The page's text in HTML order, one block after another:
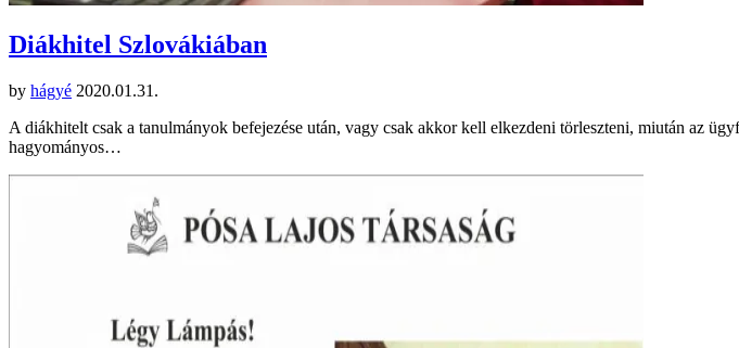
Diákhitel Szlovákiában
by hágyé 2020.01.31.
A diákhitelt csak a tanulmányok befejezése után, vagy csak akkor kell elkezdeni törleszteni, miután az
hagyományos…